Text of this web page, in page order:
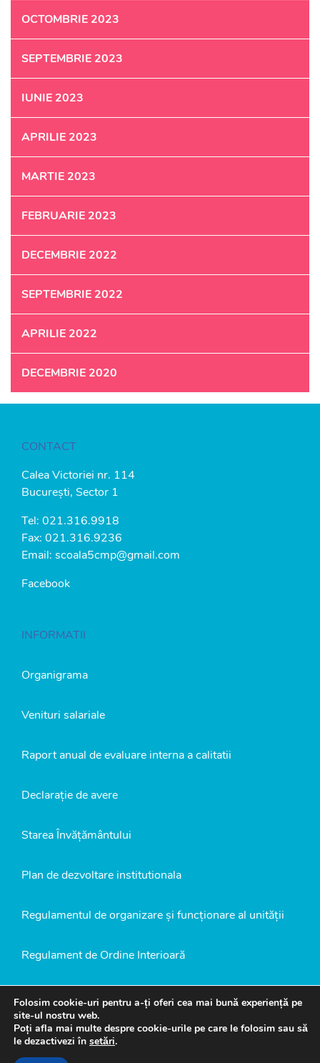
OCTOMBRIE 2023
SEPTEMBRIE 2023
IUNIE 2023
APRILIE 2023
MARTIE 2023
FEBRUARIE 2023
DECEMBRIE 2022
SEPTEMBRIE 2022
APRILIE 2022
DECEMBRIE 2020
CONTACT
Calea Victoriei nr. 114
București, Sector 1
Tel: 021.316.9918
Fax: 021.316.9236
Email: scoala5cmp@gmail.com
Facebook
INFORMATII
Organigrama
Venituri salariale
Raport anual de evaluare interna a calitatii
Declarație de avere
Starea Învățământului
Plan de dezvoltare institutionala
Regulamentul de organizare și funcționare al unității
Regulament de Ordine Interioară
Politică de confidențialitate
Logo Școala 5 București
Folosim cookie-uri pentru a-ți oferi cea mai bună experiență pe
site-ul nostru web.
Poți afla mai multe despre cookie-urile pe care le folosim sau să
le dezactivezi în setări.